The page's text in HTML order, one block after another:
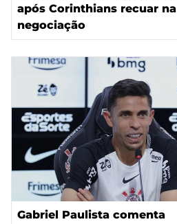
após Corinthians recuar na
negociação
Gabriel Paulista comenta